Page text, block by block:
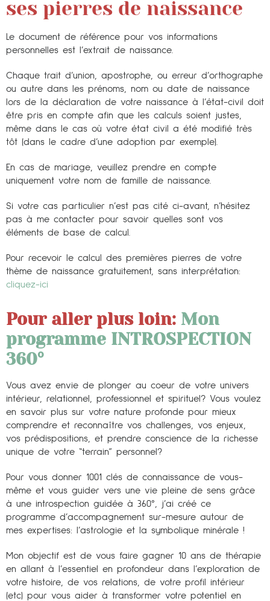
ses pierres de naissance
Le document de référence pour vos informations
personnelles est l’extrait de naissance.
Chaque trait d’union, apostrophe, ou erreur d’orthographe
ou autre dans les prénoms, nom ou date de naissance
lors de la déclaration de votre naissance à l’état-civil doit
être pris en compte afin que les calculs soient justes,
même dans le cas où votre état civil a été modifié très
tôt (dans le cadre d’une adoption par exemple).
En cas de mariage, veuillez prendre en compte
uniquement votre nom de famille de naissance.
Si votre cas particulier n’est pas cité ci-avant, n’hésitez
pas à me contacter pour savoir quelles sont vos
éléments de base de calcul.
Pour recevoir le calcul des premières pierres de votre
thème de naissance gratuitement, sans interprétation:
cliquez-ici
Pour aller plus loin: Mon
programme INTROSPECTION
360°
Vous avez envie de plonger au coeur de votre univers
intérieur, relationnel, professionnel et spirituel? Vous voulez
en savoir plus sur votre nature profonde pour mieux
comprendre et reconnaître vos challenges, vos enjeux,
vos prédispositions, et prendre conscience de la richesse
unique de votre “terrain” personnel?
Pour vous donner 1001 clés de connaissance de vous-
même et vous guider vers une vie pleine de sens grâce
à une introspection guidée à 360°, j’ai créé ce
programme d’accompagnement sur-mesure autour de
mes expertises: l’astrologie et la symbolique minérale !
Mon objectif est de vous faire gagner 10 ans de thérapie
en allant à l’essentiel en profondeur dans l’exploration de
votre histoire, de vos relations, de votre profil intérieur
(etc) pour vous aider à transformer votre potentiel en